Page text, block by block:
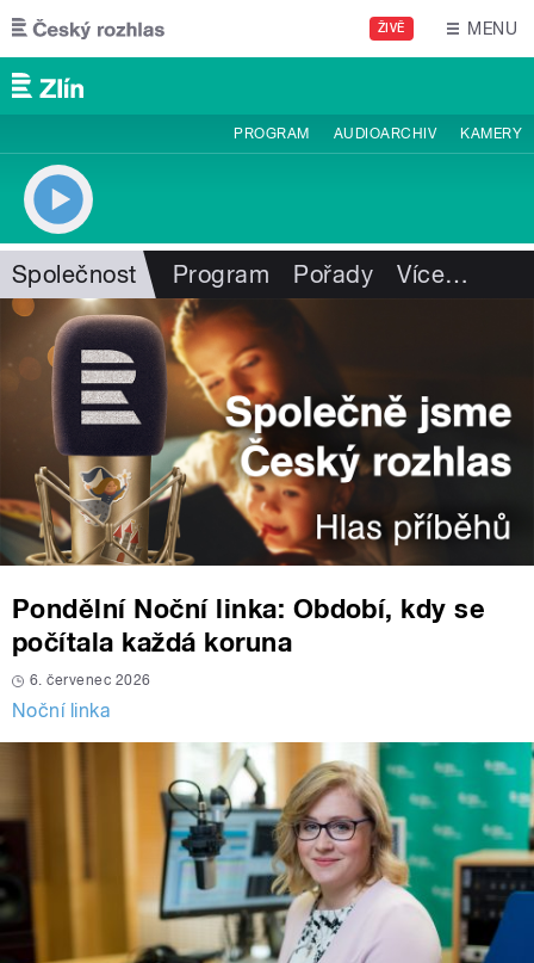
Přejít k hlavnímu obsahu
ŽIVĚ MENU
PROGRAM AUDIOARCHIV KAMERY
Společnost Program Pořady Více…
Pondělní Noční linka: Období, kdy se
počítala každá koruna
6. červenec 2026
Noční linka